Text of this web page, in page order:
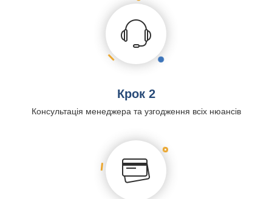
Крок 2
Консультація менеджера та узгодження всіх нюансів